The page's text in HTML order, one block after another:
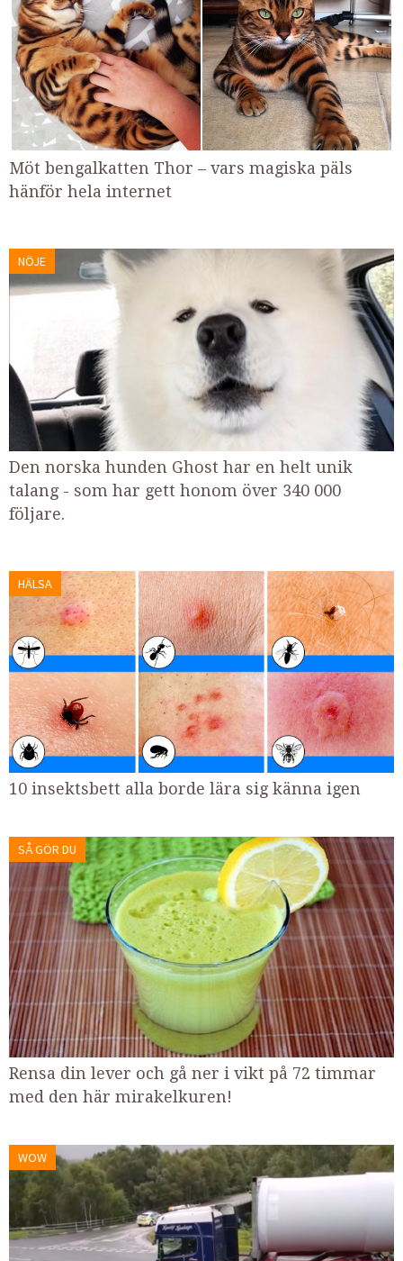
Möt bengalkatten Thor – vars magiska päls
hänför hela internet
NÖJE
Den norska hunden Ghost har en helt unik
talang - som har gett honom över 340 000
följare.
HÄLSA
10 insektsbett alla borde lära sig känna igen
SÅ GÖR DU
Rensa din lever och gå ner i vikt på 72 timmar
med den här mirakelkuren!
WOW